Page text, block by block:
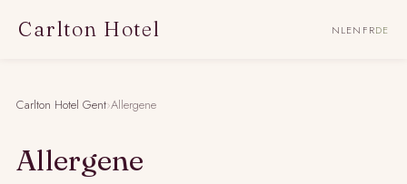
Carlton Hotel NLEN FRDE
Carlton Hotel Gent›Allergene
Allergene